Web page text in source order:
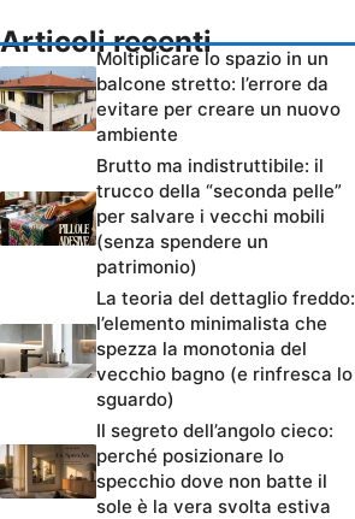
Articoli recenti
Moltiplicare lo spazio in un
balcone stretto: l’errore da
evitare per creare un nuovo
ambiente
Brutto ma indistruttibile: il
trucco della “seconda pelle”
per salvare i vecchi mobili
(senza spendere un
patrimonio)
La teoria del dettaglio freddo:
l’elemento minimalista che
spezza la monotonia del
vecchio bagno (e rinfresca lo
sguardo)
Il segreto dell’angolo cieco:
perché posizionare lo
specchio dove non batte il
sole è la vera svolta estiva